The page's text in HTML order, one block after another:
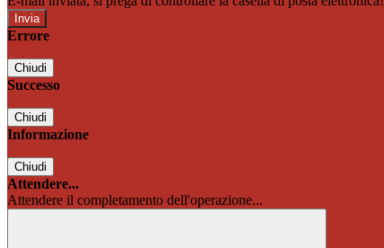
Errore
Chiudi
Successo
Chiudi
Informazione
Chiudi
Attendere...
Attendere il completamento dell'operazione...